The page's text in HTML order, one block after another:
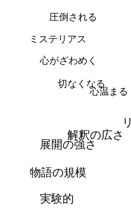
心温まる
切なくなる
心がざわめく
ミステリアス
圧倒される
実験的
物語の規模
展開の強さ
解釈の広さ